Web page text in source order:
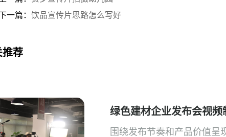
一篇： 饮品宣传片思路怎么写好
推荐
绿色建材企业发布会视频
围绕发布节奏和产品价值呈